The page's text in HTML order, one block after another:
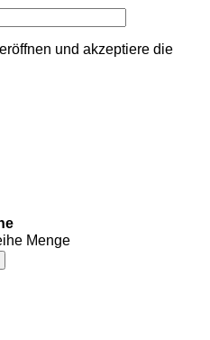
und akzeptiere die
Menge